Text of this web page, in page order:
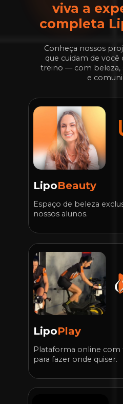
viva a
completa
Conheça nossos
que cuidam de
treino — com beleza,
e
LipoBeauty
Espaço de beleza
nossos alunos.
LipoPlay
Plataforma online com
para fazer onde quiser.